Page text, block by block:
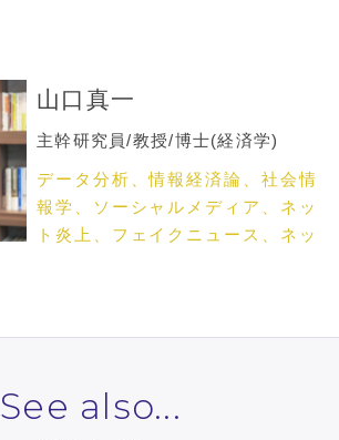
山口真一
主幹研究員/教授/博士(経済学)
データ分析、情報経済論、社会情
報学、ソーシャルメディア、ネッ
ト炎上、フェイクニュース、ネッ
See also...